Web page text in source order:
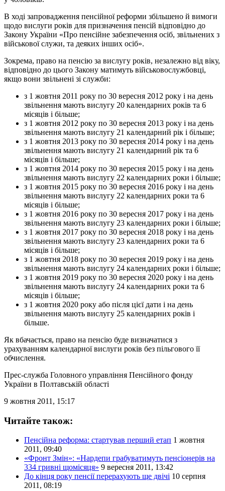
В ході запровадження пенсійної реформи збільшено й вимоги
щодо вислуги років для призначення пенсій відповідно до
Закону України «Про пенсійне забезпечення осіб, звільнених з
військової служи, та деяких інших осіб».
Зокрема, право на пенсію за вислугу років, незалежно від віку,
відповідно до цього Закону матимуть військовослужбовці,
якщо вони звільнені зі служби:
з 1 жовтня 2011 року по 30 вересня 2012 року і на день
звільнення мають вислугу 20 календарних років та 6
місяців і більше;
з 1 жовтня 2012 року по 30 вересня 2013 року і на день
звільнення мають вислугу 21 календарний рік і більше;
з 1 жовтня 2013 року по 30 вересня 2014 року і на день
звільнення мають вислугу 21 календарний рік та 6
місяців і більше;
з 1 жовтня 2014 року по 30 вересня 2015 року і на день
звільнення мають вислугу 22 календарних роки і більше;
з 1 жовтня 2015 року по 30 вересня 2016 року і на день
звільнення мають вислугу 22 календарних роки та 6
місяців і більше;
з 1 жовтня 2016 року по 30 вересня 2017 року і на день
звільнення мають вислугу 23 календарних роки і більше;
з 1 жовтня 2017 року по 30 вересня 2018 року і на день
звільнення мають вислугу 23 календарних роки та 6
місяців і більше;
з 1 жовтня 2018 року по 30 вересня 2019 року і на день
звільнення мають вислугу 24 календарних роки і більше;
з 1 жовтня 2019 року по 30 вересня 2020 року і на день
звільнення мають вислугу 24 календарних роки та 6
місяців і більше;
з 1 жовтня 2020 року або після цієї дати і на день
звільнення мають вислугу 25 календарних років і
більше.
Як вбачається, право на пенсію буде визначатися з
урахуванням календарної вислуги років без пільгового її
обчислення.
Прес-служба Головного управління Пенсійного фонду
України в Полтавській області
9 жовтня 2011, 15:17
Читайте також:
Пенсійна реформа: стартував перший етап 1 жовтня
2011, 09:40
«Фронт Змін»: «Нардепи грабуватимуть пенсіонерів на
334 гривні щомісяця» 9 вересня 2011, 13:42
До кінця року пенсії перерахують ще двічі 10 серпня
2011, 08:19